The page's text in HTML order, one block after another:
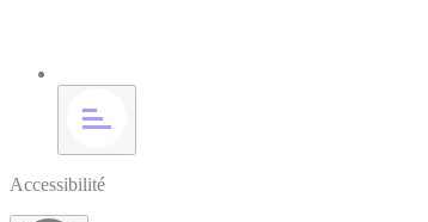
Accessibilité